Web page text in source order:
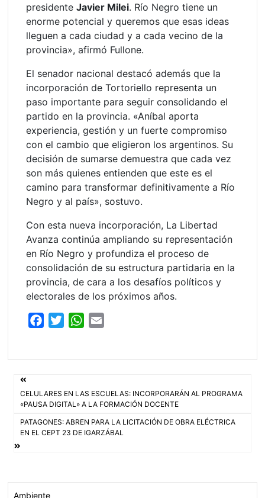
presidenteJavier Milei. Río Negro tiene un
enorme potencial y queremos que esas ideas
lleguen a cada ciudad y a cada vecino de la
provincia», afirmó Fullone.
El senador nacional destacó además que la
incorporación de Tortoriello representa un
paso importante para seguir consolidando el
partido en la provincia. «Aníbal aporta
experiencia, gestión y un fuerte compromiso
con el cambio que eligieron los argentinos. Su
decisión de sumarse demuestra que cada vez
son más quienes entienden que este es el
camino para transformar definitivamente a Río
Negro y al país», sostuvo.
Con esta nueva incorporación, La Libertad
Avanza continúa ampliando su representación
en Río Negro y profundiza el proceso de
consolidación de su estructura partidaria en la
provincia, de cara a los desafíos políticos y
electorales de los próximos años.
o
k
e
W
A
p
Navegación
de
entradas
CELULARES EN LAS ESCUELAS: INCORPORARÁN AL PROGRAMA
«PAUSA DIGITAL» A LA FORMACIÓN DOCENTE
PATAGONES: ABREN PARA LA LICITACIÓN DE OBRA ELÉCTRICA
EN EL CEPT 23 DE IGARZÁBAL
Ambiente